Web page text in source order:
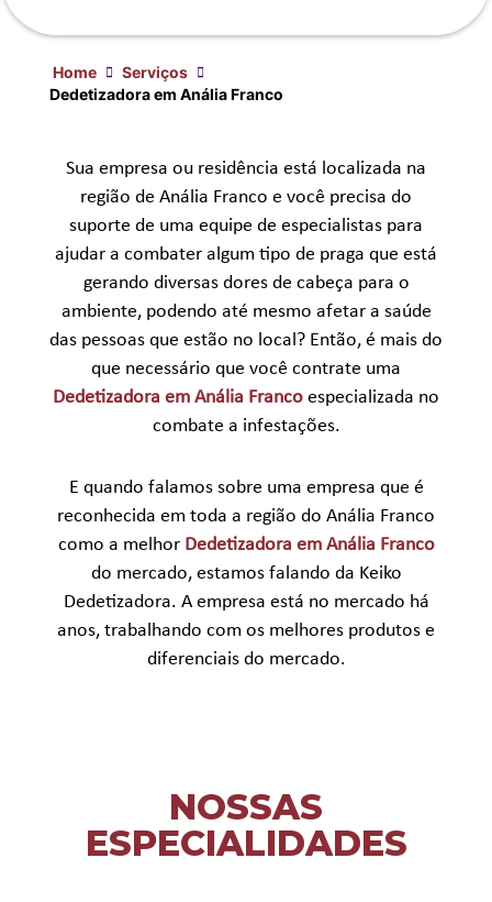
Home
Serviços
Dedetizadora em Anália Franco
Sua empresa ou residência está localizada na
região de Anália Franco e você precisa do
suporte de uma equipe de especialistas para
ajudar a combater algum tipo de praga que está
gerando diversas dores de cabeça para o
ambiente, podendo até mesmo afetar a saúde
das pessoas que estão no local? Então, é mais do
que necessário que você contrate uma
Dedetizadora em Anália Franco especializada no
combate a infestações.
E quando falamos sobre uma empresa que é
reconhecida em toda a região do Anália Franco
como a melhor Dedetizadora em Anália Franco
do mercado, estamos falando da Keiko
Dedetizadora. A empresa está no mercado há
anos, trabalhando com os melhores produtos e
diferenciais do mercado.
NOSSAS
ESPECIALIDADES